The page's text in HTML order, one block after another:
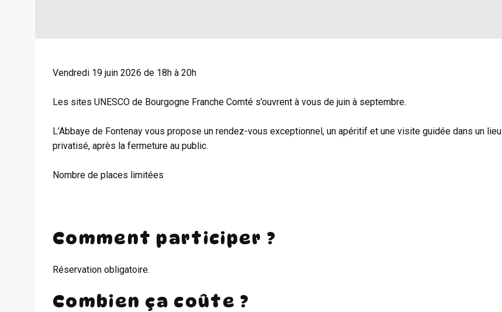
Vendredi 19 juin 2026 de 18h à 20h
Les sites UNESCO de Bourgogne Franche Comté s’ouvrent à vous de juin à septembre.
L’Abbaye de Fontenay vous propose un rendez-vous exceptionnel, un apéritif et une visite guidée dans un lieu
privatisé, après la fermeture au public.
Nombre de places limitées
Comment participer ?
Réservation obligatoire.
Combien ça coûte ?